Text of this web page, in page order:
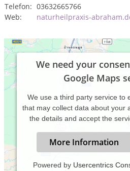
Telefon: 03632665766
Web:
naturheilpraxis-
We need your
Google Maps
We use a third party service to
that may collect data about your
the details and accept the
More Information
Powered by Usercentrics